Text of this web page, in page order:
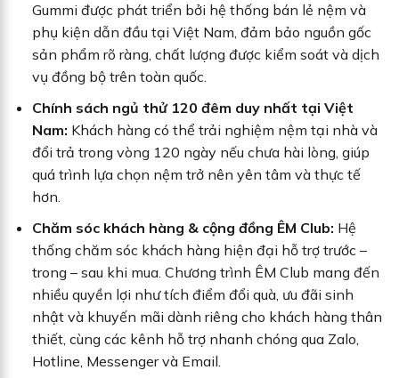
Gummi được phát triển bởi hệ thống bán lẻ nệm và
phụ kiện dẫn đầu tại Việt Nam, đảm bảo nguồn gốc
sản phẩm rõ ràng, chất lượng được kiểm soát và dịch
vụ đồng bộ trên toàn quốc.
Chính sách ngủ thử 120 đêm duy nhất tại Việt
Nam: Khách hàng có thể trải nghiệm nệm tại nhà và
đổi trả trong vòng 120 ngày nếu chưa hài lòng, giúp
quá trình lựa chọn nệm trở nên yên tâm và thực tế
hơn.
Chăm sóc khách hàng & cộng đồng ÊM Club: Hệ
thống chăm sóc khách hàng hiện đại hỗ trợ trước –
trong – sau khi mua. Chương trình ÊM Club mang đến
nhiều quyền lợi như tích điểm đổi quà, ưu đãi sinh
nhật và khuyến mãi dành riêng cho khách hàng thân
thiết, cùng các kênh hỗ trợ nhanh chóng qua Zalo,
Hotline, Messenger và Email.